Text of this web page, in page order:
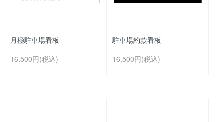
月極駐車場看板
16,500円(税込)
駐車場約款看板
16,500円(税込)